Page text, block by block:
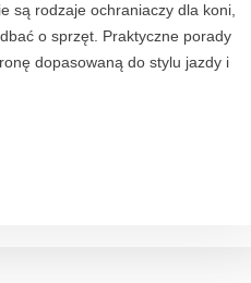
są rodzaje ochraniaczy dla koni,
o sprzęt. Praktyczne porady
dopasowaną do stylu jazdy i